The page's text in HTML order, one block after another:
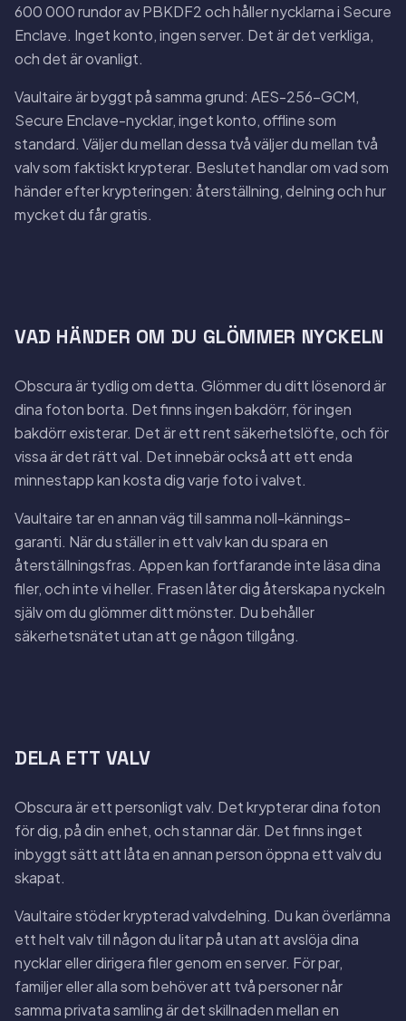
600 000 rundor av PBKDF2 och håller nycklarna i Secure
Enclave. Inget konto, ingen server. Det är det verkliga,
och det är ovanligt.
Vaultaire är byggt på samma grund: AES-256-GCM,
Secure Enclave-nycklar, inget konto, offline som
standard. Väljer du mellan dessa två väljer du mellan två
valv som faktiskt krypterar. Beslutet handlar om vad som
händer efter krypteringen: återställning, delning och hur
mycket du får gratis.
VAD HÄNDER OM DU GLÖMMER NYCKELN
Obscura är tydlig om detta. Glömmer du ditt lösenord är
dina foton borta. Det finns ingen bakdörr, för ingen
bakdörr existerar. Det är ett rent säkerhetslöfte, och för
vissa är det rätt val. Det innebär också att ett enda
minnestapp kan kosta dig varje foto i valvet.
Vaultaire tar en annan väg till samma noll-kännings-
garanti. När du ställer in ett valv kan du spara en
återställningsfras. Appen kan fortfarande inte läsa dina
filer, och inte vi heller. Frasen låter dig återskapa nyckeln
själv om du glömmer ditt mönster. Du behåller
säkerhetsnätet utan att ge någon tillgång.
DELA ETT VALV
Obscura är ett personligt valv. Det krypterar dina foton
för dig, på din enhet, och stannar där. Det finns inget
inbyggt sätt att låta en annan person öppna ett valv du
skapat.
Vaultaire stöder krypterad valvdelning. Du kan överlämna
ett helt valv till någon du litar på utan att avslöja dina
nycklar eller dirigera filer genom en server. För par,
familjer eller alla som behöver att två personer når
samma privata samling är det skillnaden mellan en